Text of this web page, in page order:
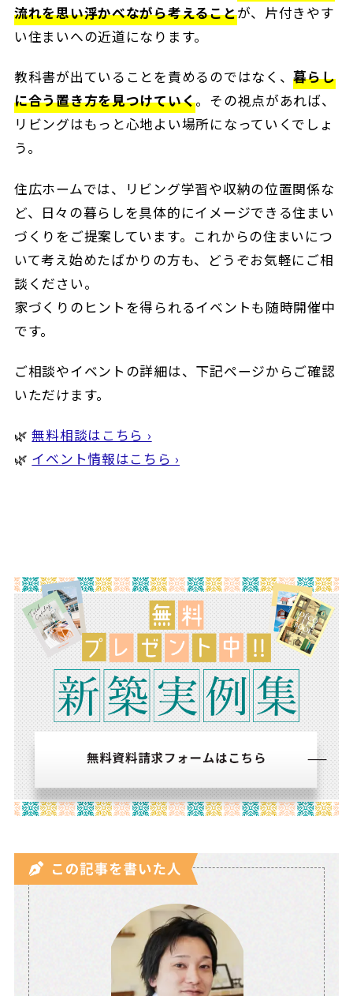
流れを思い浮かべながら考えることが、片付きやす
い住まいへの近道になります。
教科書が出ていることを責めるのではなく、暮らし
に合う置き方を見つけていく。その視点があれば、
リビングはもっと心地よい場所になっていくでしょ
う。
住広ホームでは、リビング学習や収納の位置関係な
ど、日々の暮らしを具体的にイメージできる住まい
づくりをご提案しています。これからの住まいにつ
いて考え始めたばかりの方も、どうぞお気軽にご相
談ください。
家づくりのヒントを得られるイベントも随時開催中
です。
ご相談やイベントの詳細は、下記ページからご確認
いただけます。
🌿無料相談はこちら ›
🌿 イベント情報はこちら ›